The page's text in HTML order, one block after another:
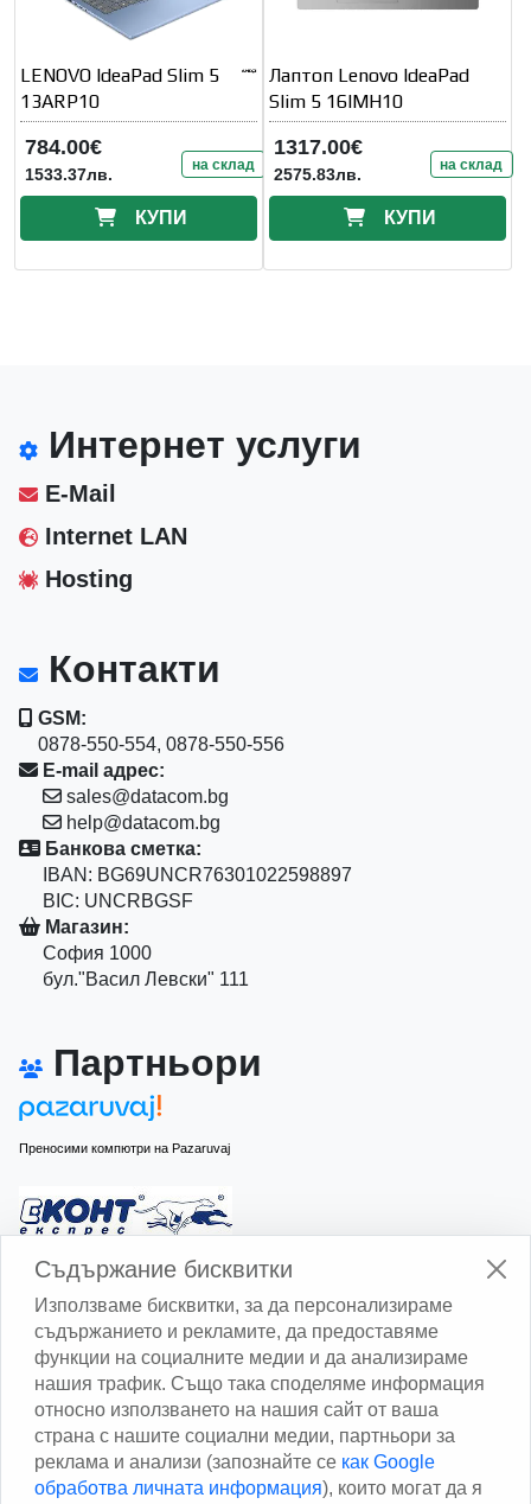
LENOVO IdeaPad Slim 5
13ARP10
784.00€
1533.37лв. на склад
КУПИ
Лаптоп Lenovo IdeaPad
Slim 5 16IMH10
1317.00€
2575.83лв. на склад
КУПИ
Интернет услуги
E-Mail
Internet LAN
Hosting
Контакти
GSM:
0878-550-554, 0878-550-556
E-mail адрес:
sales@datacom.bg
help@datacom.bg
Банкова сметка:
IBAN: BG69UNCR76301022598897
BIC: UNCRBGSF
Магазин:
София 1000
бул."Васил Левски" 111
Партньори
Преносими компютри на Pazaruvaj
Изчисли доставката с Еконт
Изчисли доставката със Спиди
Facebook
Съдържание бисквитки
Използваме бисквитки, за да персонализираме
съдържанието и рекламите, да предоставяме
функции на социалните медии и да анализираме
нашия трафик. Също така споделяме информация
относно използването на нашия сайт от ваша
страна с нашите социални медии, партньори за
реклама и анализи (запознайте се как Google
обработва личната информация), които могат да я